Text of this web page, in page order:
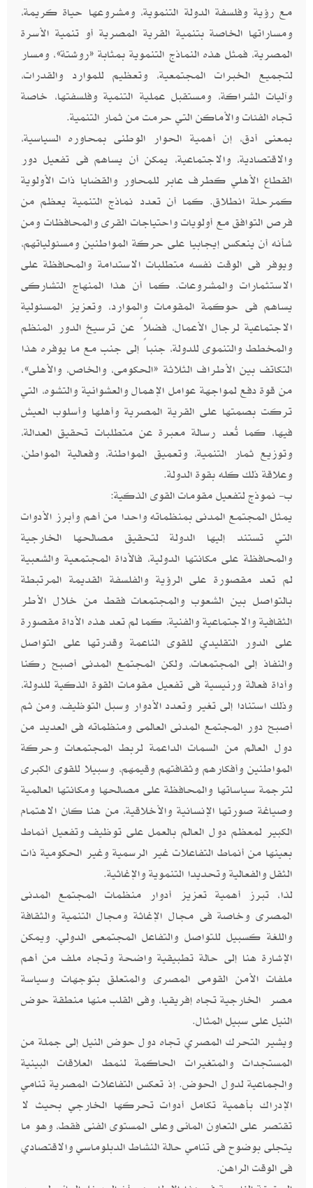
مع رؤية وفلسفة الدولة التنموية، ومشروعها حياة كريمة،
ومساراتها الخاصة بتنمية القرية المصرية أو تنمية الأسرة
المصرية، فمثل هذه النماذج التنموية بمثابة «روشتة»، ومسار
لتجميع الخبرات المجتمعية، وتعظيم للموارد والقدرات،
وآليات الشراكة، ومستقبل عملية التنمية وفلسفتها، خاصة
تجاه الفئات والأماكن التي حرمت من ثمار التنمية.
بمعنى أدق، إن أهمية الحوار الوطنى بمحاوره السياسية،
والاقتصادية، والاجتماعية، يمكن أن يساهم فى تفعيل دور
القطاع الأهلي كطرف عابر للمحاور والقضايا ذات الأولوية
كمرحلة انطلاق. كما أن تعدد نماذج التنمية يعظم من
فرص التوافق مع أولويات واحتياجات القرى والمحافظات ومن
شأنه أن ينعكس إيجابيا على حركة المواطنين ومسئولياتهم،
ويوفر فى الوقت نفسه متطلبات الاستدامة والمحافظة على
الاستثمارات والمشروعات. كما أن هذا المنهاج التشاركى
يساهم فى حوكمة المقومات والموارد، وتعزيز المسئولية
الاجتماعية لرجال الأعمال، فضلاً عن ترسيخ الدور المنظم
والمخطط والتنموى للدولة، جنباً إلى جنب مع ما يوفره هذا
التكاتف بين الأطراف الثلاثة «الحكومى، والخاص، والأهلى»،
من قوة دفع لمواجهة عوامل الإهمال والعشوائية والتشوه، التي
تركت بصمتها على القرية المصرية وأهلها وأسلوب العيش
فيها، كما تُعد رسالة معبرة عن متطلبات تحقيق العدالة،
وتوزيع ثمار التنمية، وتعميق المواطنة، وفعالية المواطن،
وعلاقة ذلك كله بقوة الدولة.
ب- نموذج لتفعيل مقومات القوى الذكية:
يمثل المجتمع المدنى بمنظماته واحدا من أهم وأبرز الأدوات
التي تستند إليها الدولة لتحقيق مصالحها الخارجية
والمحافظة على مكانتها الدولية، فالأداة المجتمعية والشعبية
لم تعد مقصورة على الرؤية والفلسفة القديمة المرتبطة
بالتواصل بين الشعوب والمجتمعات فقط من خلال الأطر
الثقافية والاجتماعية والفنية، كما لم تعد هذه الأداة مقصورة
على الدور التقليدي للقوى الناعمة وقدرتها على التواصل
والنفاذ إلى المجتمعات، ولكن المجتمع المدنى أصبح ركنا
وأداة فعالة ورئيسية فى تفعيل مقومات القوة الذكية للدولة،
وذلك استنادا إلى تغير وتعدد الأدوار وسبل التوظيف، ومن ثم
أصبح دور المجتمع المدنى العالمى ومنظماته فى العديد من
دول العالم من السمات الداعمة لربط المجتمعات وحركة
المواطنين وأفكارهم وثقافتهم وقيمهم، وسبيلا للقوى الكبرى
لترجمة سياساتها والمحافظة على مصالحها ومكانتها العالمية
وصياغة صورتها الإنسانية والأخلاقية، من هنا كان الاهتمام
الكبير لمعظم دول العالم بالعمل على توظيف وتفعيل أنماط
بعينها من أنماط التفاعلات غير الرسمية وغير الحكومية ذات
الثقل والفعالية وتحديدا التنموية والإغاثية.
لذا، تبرز أهمية تعزيز أدوار منظمات المجتمع المدنى
المصرى وخاصة فى مجال الإغاثة ومجال التنمية والثقافة
واللغة كسبيل للتواصل والتفاعل المجتمعى الدولي. ويمكن
الإشارة هنا إلى حالة تطبيقية واضحة وتجاه ملف من أهم
ملفات الأمن القومى المصرى والمتعلق بتوجهات وسياسة
مصر الخارجية تجاه إفريقيا، وفى القلب منها منطقة حوض
النيل على سبيل المثال.
ويشير التحرك المصري تجاه دول حوض النيل إلى جملة من
المستجدات والمتغيرات الحاكمة لنمط العلاقات البينية
والجماعية لدول الحوض. إذ تعكس التفاعلات المصرية تنامي
الإدراك بأهمية تكامل أدوات تحركها الخارجي بحيث لا
تقتصر على التعاون المائى وعلى المستوى الفنى فقط، وهو ما
يتجلى بوضوح فى تنامي حالة النشاط الدبلوماسي والاقتصادي
فى الوقت الراهن.